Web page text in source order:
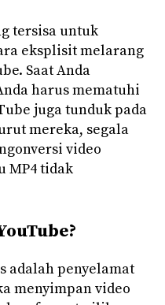
tersisa untuk
eksplisit melarang
Saat Anda
harus mematuhi
juga tunduk pada
mereka, segala
video
MP4 tidak
adalah penyelamat
menyimpan video